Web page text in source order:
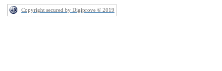
Copyright secured by Digiprove © 2019